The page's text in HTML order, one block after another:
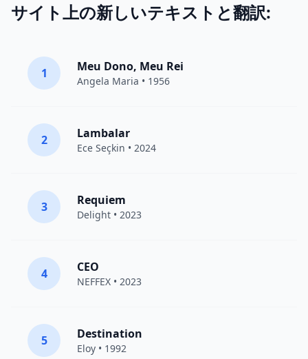
サイト上の新しいテキストと翻訳:
1 Meu Dono, Meu Rei
Angela Maria • 1956
2 Lambalar
Ece Seçkin • 2024
3 Requiem
Delight • 2023
4 CEO
NEFFEX • 2023
5 Destination
Eloy • 1992